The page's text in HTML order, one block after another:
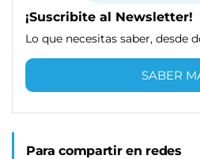
¡Suscribite al Newsletter!
Lo que necesitas saber, desde
SABER
Para compartir en redes